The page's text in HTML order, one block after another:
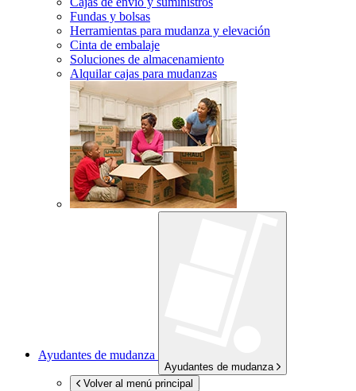
Fundas y bolsas
Herramientas para mudanza y elevación
Cinta de embalaje
Soluciones de almacenamiento
Alquilar cajas para mudanzas
Ayudantes de mudanza
Ayudantes de mudanza
Volver al menú principal